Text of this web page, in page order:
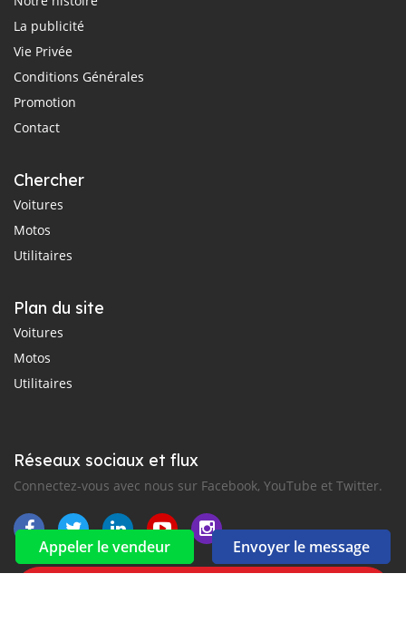
Appeler le vendeur Envoyer le message
La publicité
Vie Privée
Conditions Générales
Promotion
Contact
Chercher
Voitures
Motos
Utilitaires
Plan du site
Voitures
Motos
Utilitaires
Réseaux sociaux et flux
Connectez-vous avec nous sur Facebook, YouTube et Twitter.